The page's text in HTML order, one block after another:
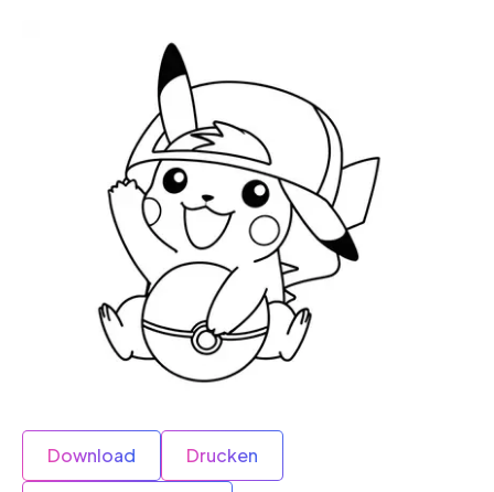
Download Drucken